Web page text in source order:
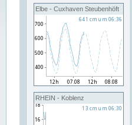
Elbe - Cuxhaven Steubenhöft
RHEIN - Koblenz